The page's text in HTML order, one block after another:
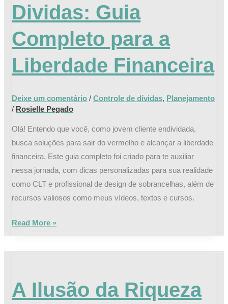
Dividas: Guia
Completo para a
Liberdade Financeira
Deixe um comentário /Controle de dívidas, Planejamento
/ Rosielle Pegado
Olá! Entendo que você, como jovem cliente endividada,
busca soluções para sair do vermelho e alcançar a liberdade
financeira. Este guia completo foi criado para te auxiliar
nessa jornada, com dicas personalizadas para sua realidade
como CLT e profissional de design de sobrancelhas, além de
recursos valiosos como meus vídeos, textos e cursos.
Completo
para
a
Liberdade
Financeira
Read More »
A Ilusão da Riqueza
da
Riqueza